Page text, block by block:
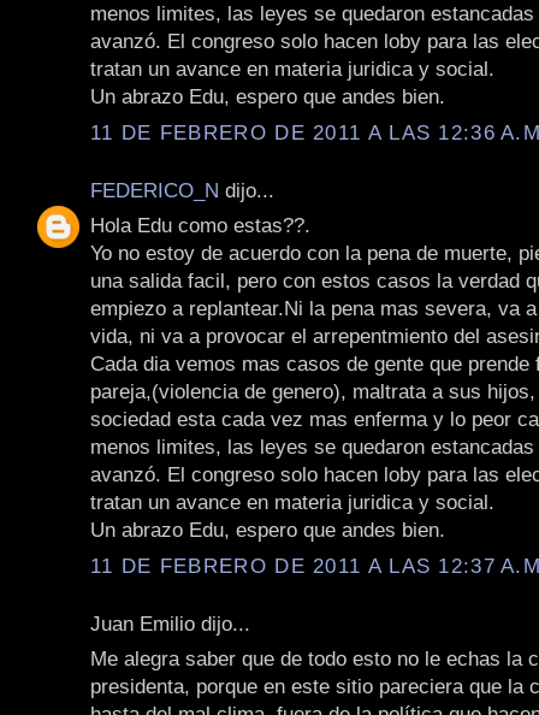
menos limites, las leyes se quedaron
avanzó. El congreso solo hacen loby para las
tratan un avance en materia juridica y social.
Un abrazo Edu, espero que andes bien.
11 DE FEBRERO DE 2011 A LAS 12:36
FEDERICO_N dijo...
Hola Edu como estas??.
Yo no estoy de acuerdo con la pena de muerte,
una salida facil, pero con estos casos la verdad
empiezo a replantear.Ni la pena mas severa, va
vida, ni va a provocar el arrepentmiento del
Cada dia vemos mas casos de gente que prende
pareja,(violencia de genero), maltrata a sus
sociedad esta cada vez mas enferma y lo peor
menos limites, las leyes se quedaron
avanzó. El congreso solo hacen loby para las
tratan un avance en materia juridica y social.
Un abrazo Edu, espero que andes bien.
11 DE FEBRERO DE 2011 A LAS 12:37
Juan Emilio dijo...
Me alegra saber que de todo esto no le echas la
presidenta, porque en este sitio pareciera que la